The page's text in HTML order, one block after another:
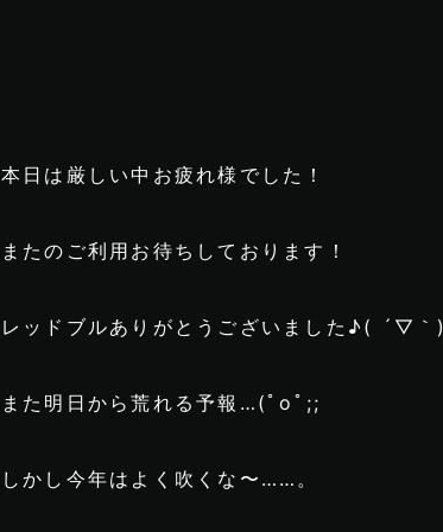
本日は厳しい中お疲れ様でした！
またのご利用お待ちしております！
レッドブルありがとうございました♪( ´▽｀)
また明日から荒れる予報…(ﾟoﾟ;;
しかし今年はよく吹くな〜……。